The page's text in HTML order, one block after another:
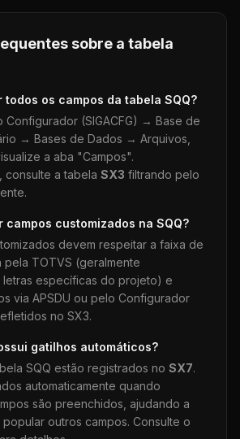
sobre a tabela
todos os campos da tabela SQQ?
Configurador (SIGACFG) → Base de
→ Bases de Dados → Arquivos,
a aba "Campos".
consulte a tabela SX3 filtrando pelo
campos customizados na SQQ?
devem respeitar a faixa de
TOTVS (geralmente
letras específicas do projeto) e
via APSDU ou pelo Configurador
no SX3.
gatilhos automáticos?
SQQ estão registrados no SX7.
automaticamente quando
são preenchidos, ajudando a
outros campos. Consulte o